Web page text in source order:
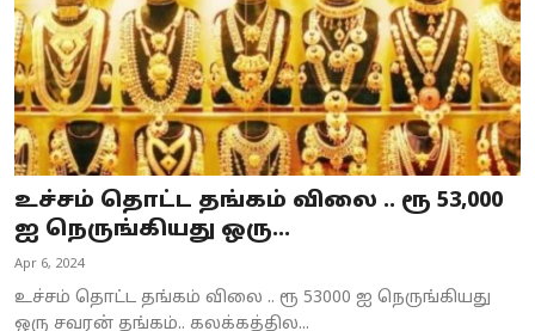
உச்சம் தொட்ட தங்கம் விலை .. ரூ 53,000
ஐ நெருங்கியது ஒரு...
Apr 6, 2024
உச்சம் தொட்ட தங்கம் விலை .. ரூ 53000 ஐ நெருங்கியது
ஒரு சவரன் தங்கம்.. கலக்கத்தில...